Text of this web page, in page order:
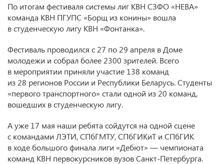
По итогам фестиваля системы лиг КВН СЗФО «НЕВА»
команда КВН ПГУПС «Борщ из конины» вошла
в студенческую лигу КВН «Фонтанка».
Фестиваль проводился с 27 по 29 апреля в Доме
молодежи и собрал более 2300 зрителей. Всего
в мероприятии приняли участие 138 команд
из 28 регионов России и Республики Беларусь. Студенты
«первого транспортного» стали одной из 20 команд,
вошедших в студенческую лигу.
А уже 17 мая наши ребята сойдутся на одной сцене
с командами ЛЭТИ, СПбГМТУ, СПбГИКиТ и СПбГИК
в ходе большого финала лиги «Дебют» — чемпионата
команд КВН первокурсников вузов Санкт-Петербурга.